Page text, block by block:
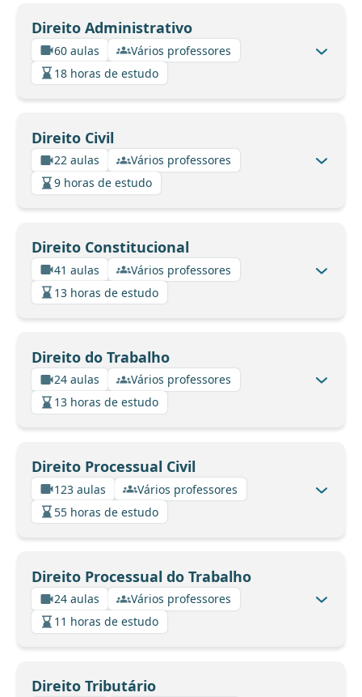
Direito Administrativo
60 aulas
Vários professores
18 horas de estudo
Direito Civil
22 aulas
Vários professores
9 horas de estudo
Direito Constitucional
41 aulas
Vários professores
13 horas de estudo
Direito do Trabalho
24 aulas
Vários professores
13 horas de estudo
Direito Processual Civil
123 aulas
Vários professores
55 horas de estudo
Direito Processual do Trabalho
24 aulas
Vários professores
11 horas de estudo
Direito Tributário